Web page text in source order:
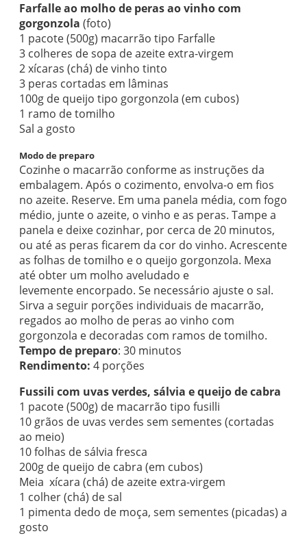
Farfalle ao molho de peras ao vinho com
gorgonzola (foto)
1 pacote (500g) macarrão tipo Farfalle
3 colheres de sopa de azeite extra-virgem
2 xícaras (chá) de vinho tinto
3 peras cortadas em lâminas
100g de queijo tipo gorgonzola (em cubos)
1 ramo de tomilho
Sal a gosto
Modo de preparo
Cozinhe o macarrão conforme as instruções da
embalagem. Após o cozimento, envolva-o em fios
no azeite. Reserve. Em uma panela média, com fogo
médio, junte o azeite, o vinho e as peras. Tampe a
panela e deixe cozinhar, por cerca de 20 minutos,
ou até as peras ficarem da cor do vinho. Acrescente
as folhas de tomilho e o queijo gorgonzola. Mexa
até obter um molho aveludado e
levemente encorpado. Se necessário ajuste o sal.
Sirva a seguir porções individuais de macarrão,
regados ao molho de peras ao vinho com
gorgonzola e decoradas com ramos de tomilho.
Tempo de preparo: 30 minutos
Rendimento: 4 porções
Fussili com uvas verdes, sálvia e queijo de cabra
1 pacote (500g) de macarrão tipo fusilli
10 grãos de uvas verdes sem sementes (cortadas
ao meio)
10 folhas de sálvia fresca
200g de queijo de cabra (em cubos)
Meia xícara (chá) de azeite extra-virgem
1 colher (chá) de sal
1 pimenta dedo de moça, sem sementes (picadas) a
gosto